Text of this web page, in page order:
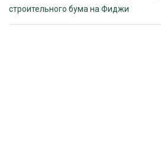
ЖУРНАЛ «ЛЕСНОЙ КОМПЛЕКС»
строительного бума на Фиджи